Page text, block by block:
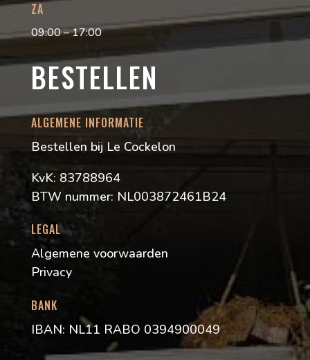
ZA
09:00 – 17:00
BESTELLEN
ALGEMENE INFORMATIE
Bestellen bij Le Cockelon
KvK: 83788964
BTW nummer: NL003872461B24
LEGAL
Algemene voorwaarden
Privacy
BANK
IBAN: NL11 RABO 0394900049